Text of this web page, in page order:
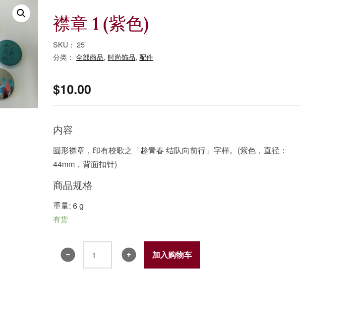
襟章 1 (紫色)
SKU：25
分类：全部商品, 时尚饰品,配件
$10.00
内容
圆形襟章，印有校歌之「趁青春 结队向前行」字样。(紫色，直径：
44mm，背面扣针)
商品规格
重量: 6 g
有货
加入购物车